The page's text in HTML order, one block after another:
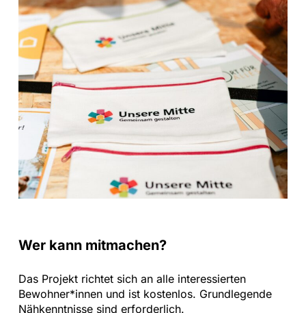
Wer kann mitmachen?
Das Projekt richtet sich an alle interessierten
Bewohner*innen und ist kostenlos. Grundlegende
Nähkenntnisse sind erforderlich.